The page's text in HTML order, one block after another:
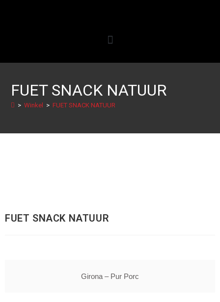
FUET SNACK NATUUR
> Winkel > FUET SNACK NATUUR
FUET SNACK NATUUR
Girona – Pur Porc